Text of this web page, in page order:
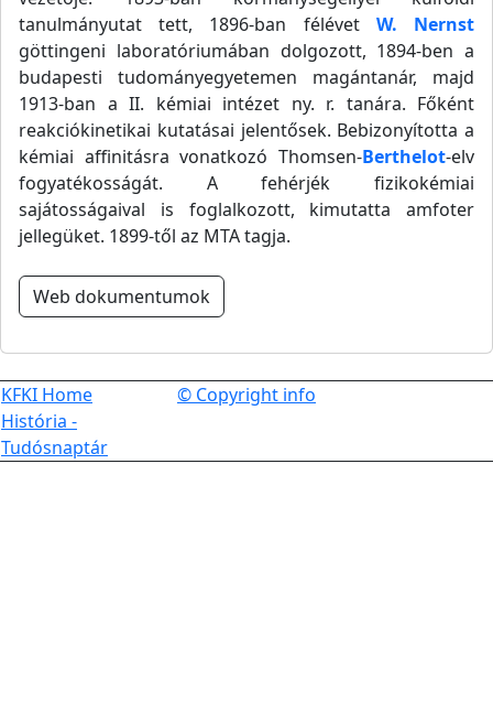
tanulmányutat tett, 1896-ban félévet W. Nernst
göttingeni laboratóriumában dolgozott, 1894-ben a
budapesti tudományegyetemen magántanár, majd
1913-ban a II. kémiai intézet ny. r. tanára. Főként
reakciókinetikai kutatásai jelentősek. Bebizonyította a
kémiai affinitásra vonatkozó Thomsen-Berthelot-elv
fogyatékosságát. A fehérjék fizikokémiai
sajátosságaival is foglalkozott, kimutatta amfoter
jellegüket. 1899-től az MTA tagja.
Web dokumentumok
KFKI Home
História -
Tudósnaptár
© Copyright info